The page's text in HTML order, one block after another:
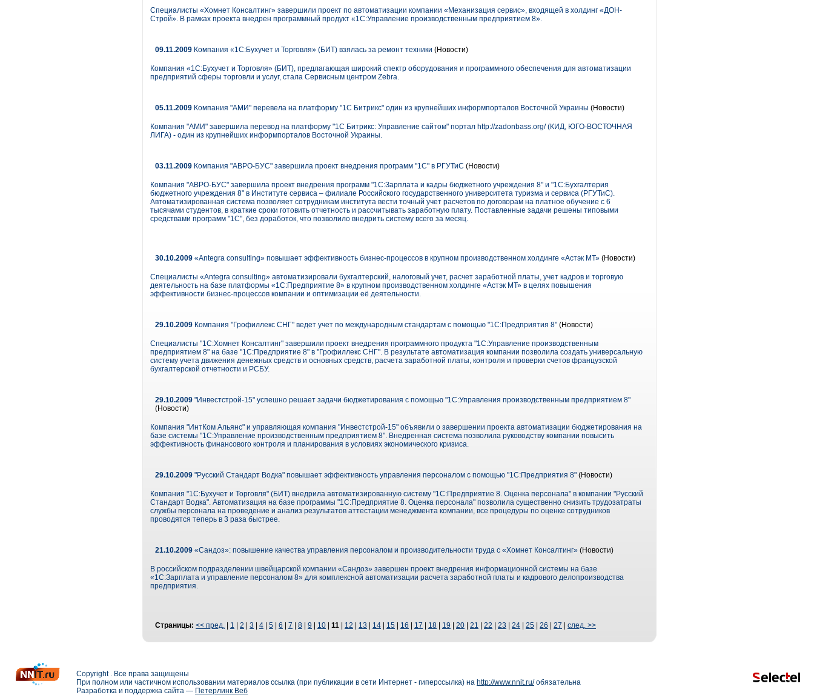
Специалисты «Хомнет Консалтинг» завершили проект по автоматизации компании «Механизация сервис», входящей в холдинг «ДОН-
Строй». В рамках проекта внедрен программный продукт «1С:Управление производственным предприятием 8».
09.11.2009 Компания «1С:Бухучет и Торговля» (БИТ) взялась за ремонт техники (Новости)
Компания «1С:Бухучет и Торговля» (БИТ), предлагающая широкий спектр оборудования и программного обеспечения для автоматизации
предприятий сферы торговли и услуг, стала Сервисным центром Zebra.
05.11.2009 Компания "АМИ" перевела на платформу "1С Битрикс" один из крупнейших информпорталов Восточной Украины (Новости)
Компания "АМИ" завершила перевод на платформу "1С Битрикс: Управление сайтом" портал http://zadonbass.org/ (КИД, ЮГО-ВОСТОЧНАЯ
ЛИГА) - один из крупнейших информпорталов Восточной Украины.
03.11.2009 Компания "АВРО-БУС" завершила проект внедрения программ "1С" в РГУТиС (Новости)
Компания "АВРО-БУС" завершила проект внедрения программ "1С:Зарплата и кадры бюджетного учреждения 8" и "1С:Бухгалтерия
бюджетного учреждения 8" в Институте сервиса – филиале Российского государственного университета туризма и сервиса (РГУТиС).
Автоматизированная система позволяет сотрудникам института вести точный учет расчетов по договорам на платное обучение с 6
тысячами студентов, в краткие сроки готовить отчетность и рассчитывать заработную плату. Поставленные задачи решены типовыми
средствами программ "1С", без доработок, что позволило внедрить систему всего за месяц.
30.10.2009 «Antegra consulting» повышает эффективность бизнес-процессов в крупном производственном холдинге «Астэк МТ» (Новости)
Специалисты «Antegra consulting» автоматизировали бухгалтерский, налоговый учет, расчет заработной платы, учет кадров и торговую
деятельность на базе платформы «1С:Предприятие 8» в крупном производственном холдинге «Астэк МТ» в целях повышения
эффективности бизнес-процессов компании и оптимизации её деятельности.
29.10.2009 Компания "Грофиллекс СНГ" ведет учет по международным стандартам с помощью "1С:Предприятия 8" (Новости)
Специалисты "1С:Хомнет Консалтинг" завершили проект внедрения программного продукта "1С:Управление производственным
предприятием 8" на базе "1С:Предприятие 8" в "Грофиллекс СНГ". В результате автоматизация компании позволила создать универсальную
систему учета движения денежных средств и основных средств, расчета заработной платы, контроля и проверки счетов французской
бухгалтерской отчетности и РСБУ.
29.10.2009 "Инвестстрой-15" успешно решает задачи бюджетирования с помощью "1С:Управления производственным предприятием 8"
(Новости)
Компания "ИнтКом Альянс" и управляющая компания "Инвестстрой-15" объявили о завершении проекта автоматизации бюджетирования на
базе системы "1С:Управление производственным предприятием 8". Внедренная система позволила руководству компании повысить
эффективность финансового контроля и планирования в условиях экономического кризиса.
29.10.2009 "Русский Стандарт Водка" повышает эффективность управления персоналом с помощью "1С:Предприятия 8" (Новости)
Компания "1С:Бухучет и Торговля" (БИТ) внедрила автоматизированную систему "1С:Предприятие 8. Оценка персонала" в компании "Русский
Стандарт Водка". Автоматизация на базе программы "1С:Предприятие 8. Оценка персонала" позволила существенно снизить трудозатраты
службы персонала на проведение и анализ результатов аттестации менеджмента компании, все процедуры по оценке сотрудников
проводятся теперь в 3 раза быстрее.
21.10.2009 «Сандоз»: повышение качества управления персоналом и производительности труда с «Хомнет Консалтинг» (Новости)
В российском подразделении швейцарской компании «Сандоз» завершен проект внедрения информационной системы на базе
«1С:Зарплата и управление персоналом 8» для комплексной автоматизации расчета заработной платы и кадрового делопроизводства
предприятия.
Страницы: << пред. 1 2 3 4 5 6 7 8 9 10 11 12 13 14 15 16 17 18 19 20 21 22 23 24 25 26 27 след. >>
Copyright . Все права защищены
При полном или частичном использовании материалов ссылка (при публикации в сети Интернет - гиперссылка) на http://www.nnit.ru/обязательна
Разработка и поддержка сайта — Петерлинк Веб